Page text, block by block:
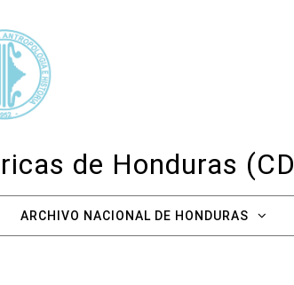
de Honduras
ARCHIVO NACIONAL DE HONDURAS